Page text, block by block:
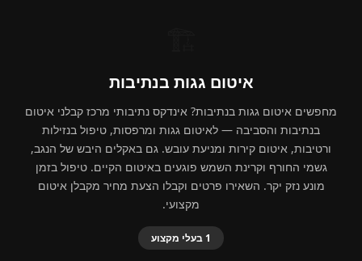
איטום גגות בנתיבות
מחפשים איטום גגות בנתיבות? אינדקס נתיבותי מרכז קבלני איטום
בנתיבות והסביבה — לאיטום גגות ומרפסות, טיפול בנזילות
ורטיבות, איטום קירות ומניעת עובש. גם באקלים היבש של הנגב,
גשמי החורף וקרינת השמש פוגעים באיטום הקיים. טיפול בזמן
מונע נזק יקר. השאירו פרטים וקבלו הצעת מחיר מקבלן איטום
מקצועי.
1 בעלי מקצוע